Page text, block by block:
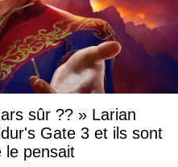
sûr ?? » Larian
Gate 3 et ils sont
le pensait